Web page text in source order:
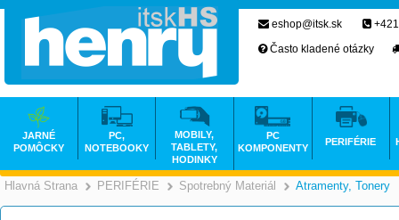
Hlavná Strana PERIFÉRIE Spotrebný Materiál Atramenty, Tonery
eshop@itsk.sk
Často kladené otázky
JARNÉ
POMÔCKY
PC,
NOTEBOOKY
MOBILY,
TABLETY,
HODINKY
PC
KOMPONENTY
PERIFÉRIE